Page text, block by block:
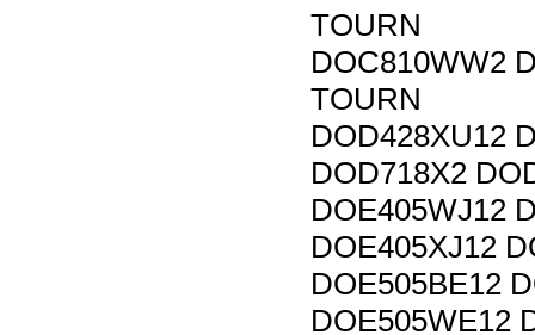
TOURN
DOC810WW2
TOURN
DOD428XU12
DOD718X2
DOE405WJ12
DOE405XJ12
DOE505BE12
DOE505WE12